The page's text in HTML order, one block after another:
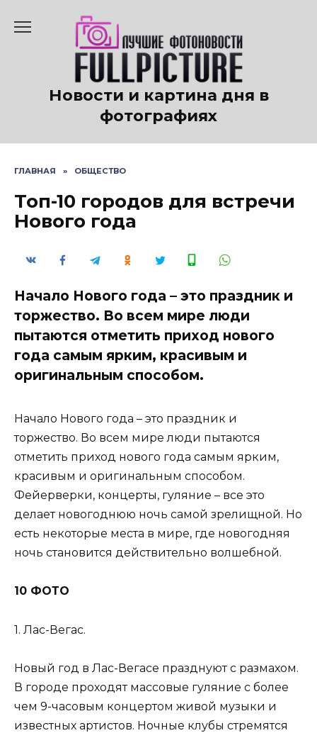
содержанию
Новости и картина дня в
фотографиях
ГЛАВНАЯ » ОБЩЕСТВО
Топ-10 городов для встречи
Нового года
Начало Нового года – это праздник и
торжество. Во всем мире люди
пытаются отметить приход нового
года самым ярким, красивым и
оригинальным способом.
Начало Нового года – это праздник и
торжество. Во всем мире люди пытаются
отметить приход нового года самым ярким,
красивым и оригинальным способом.
Фейерверки, концерты, гуляние – все это
делает новогоднюю ночь самой зрелищной. Но
есть некоторые места в мире, где новогодняя
ночь становится действительно волшебной.
10 ФОТО
1. Лас-Вегас.
Новый год в Лас-Вегасе празднуют с размахом.
В городе проходят массовые гуляние с более
чем 9-часовым концертом живой музыки и
известных артистов. Ночные клубы стремятся